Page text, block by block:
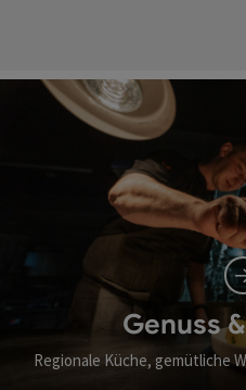
Genuss
Regionale Küche, gemütliche